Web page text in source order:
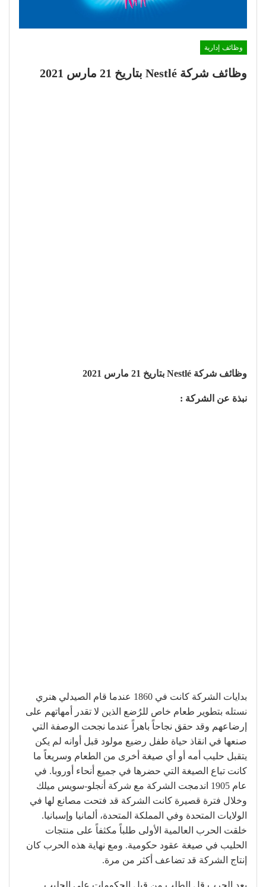
وظائف إدارية
وظائف شركة Nestlé بتاريخ 21 مارس 2021
وظائف شركة Nestlé بتاريخ 21 مارس 2021
نبذة عن الشركة :
بدايات الشركة كانت في 1860 عندما قام الصيدلي هنري
نستله بتطوير طعام خاص للرُضع الذين لا تقدر أمهاتهم على
إرضاعهم وقد حقق نجاحاً باهراً عندما نجحت الوصفة التي
صنعها في انقاذ حياة طفل رضيع مولود قبل أوانه لم يكن
يتقبل حليب أمه أو أي صيغة أخرى من الطعام وسريعاً ما
كانت تباع الصيغة التي حضرها في جميع أنحاء أوروبا. في
عام 1905 اندمجت الشركة مع شركة أنجلو-سويس ميلك
وخلال فترة قصيرة كانت الشركة قد فتحت مصانع لها في
الولايات المتحدة وفي المملكة المتحدة، ألمانيا وإسبانيا.
خلقت الحرب العالمية الأولى طلباً مكثفاً على منتجات
الحليب في صيغة عقود حكومية. ومع نهاية هذه الحرب كان
إنتاج الشركة قد تضاعف أكثر من مرة.
بعد الحرب قل الطلب من قبل الحكومات على الحليب